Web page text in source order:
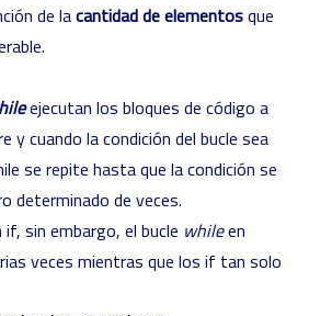
de lacantidad de elementosque
ejecutan los bloques de código a
y cuando la condición del bucle sea
se repite hasta que la condición se
determinado de veces.
sin embargo, el bucle whileen
veces mientras que los if tan solo